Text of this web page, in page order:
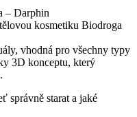
– Darphin
kosmetiku Biodroga
vhodná pro všechny typy
3D konceptu, který
správně starat a jaké